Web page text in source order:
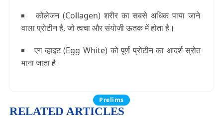
कोलेजन (Collagen)शरीर का सबसे अधिक पाया जाने
वाला प्रोटीन है, जो त्वचा और संयोजी ऊतक में होता है।
एग व्हाइट (Egg White)को पूर्ण प्रोटीन का आदर्श स्रोत
माना जाता है।
Prelims
RELATED ARTICLES